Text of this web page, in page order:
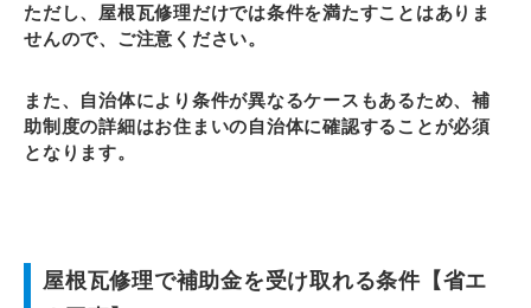
ただし、屋根瓦修理だけでは条件を満たすことはありま
せんので、ご注意ください。
また、自治体により条件が異なるケースもあるため、補
助制度の詳細はお住まいの自治体に確認することが必須
となります。
屋根瓦修理で補助金を受け取れる条件【省エ